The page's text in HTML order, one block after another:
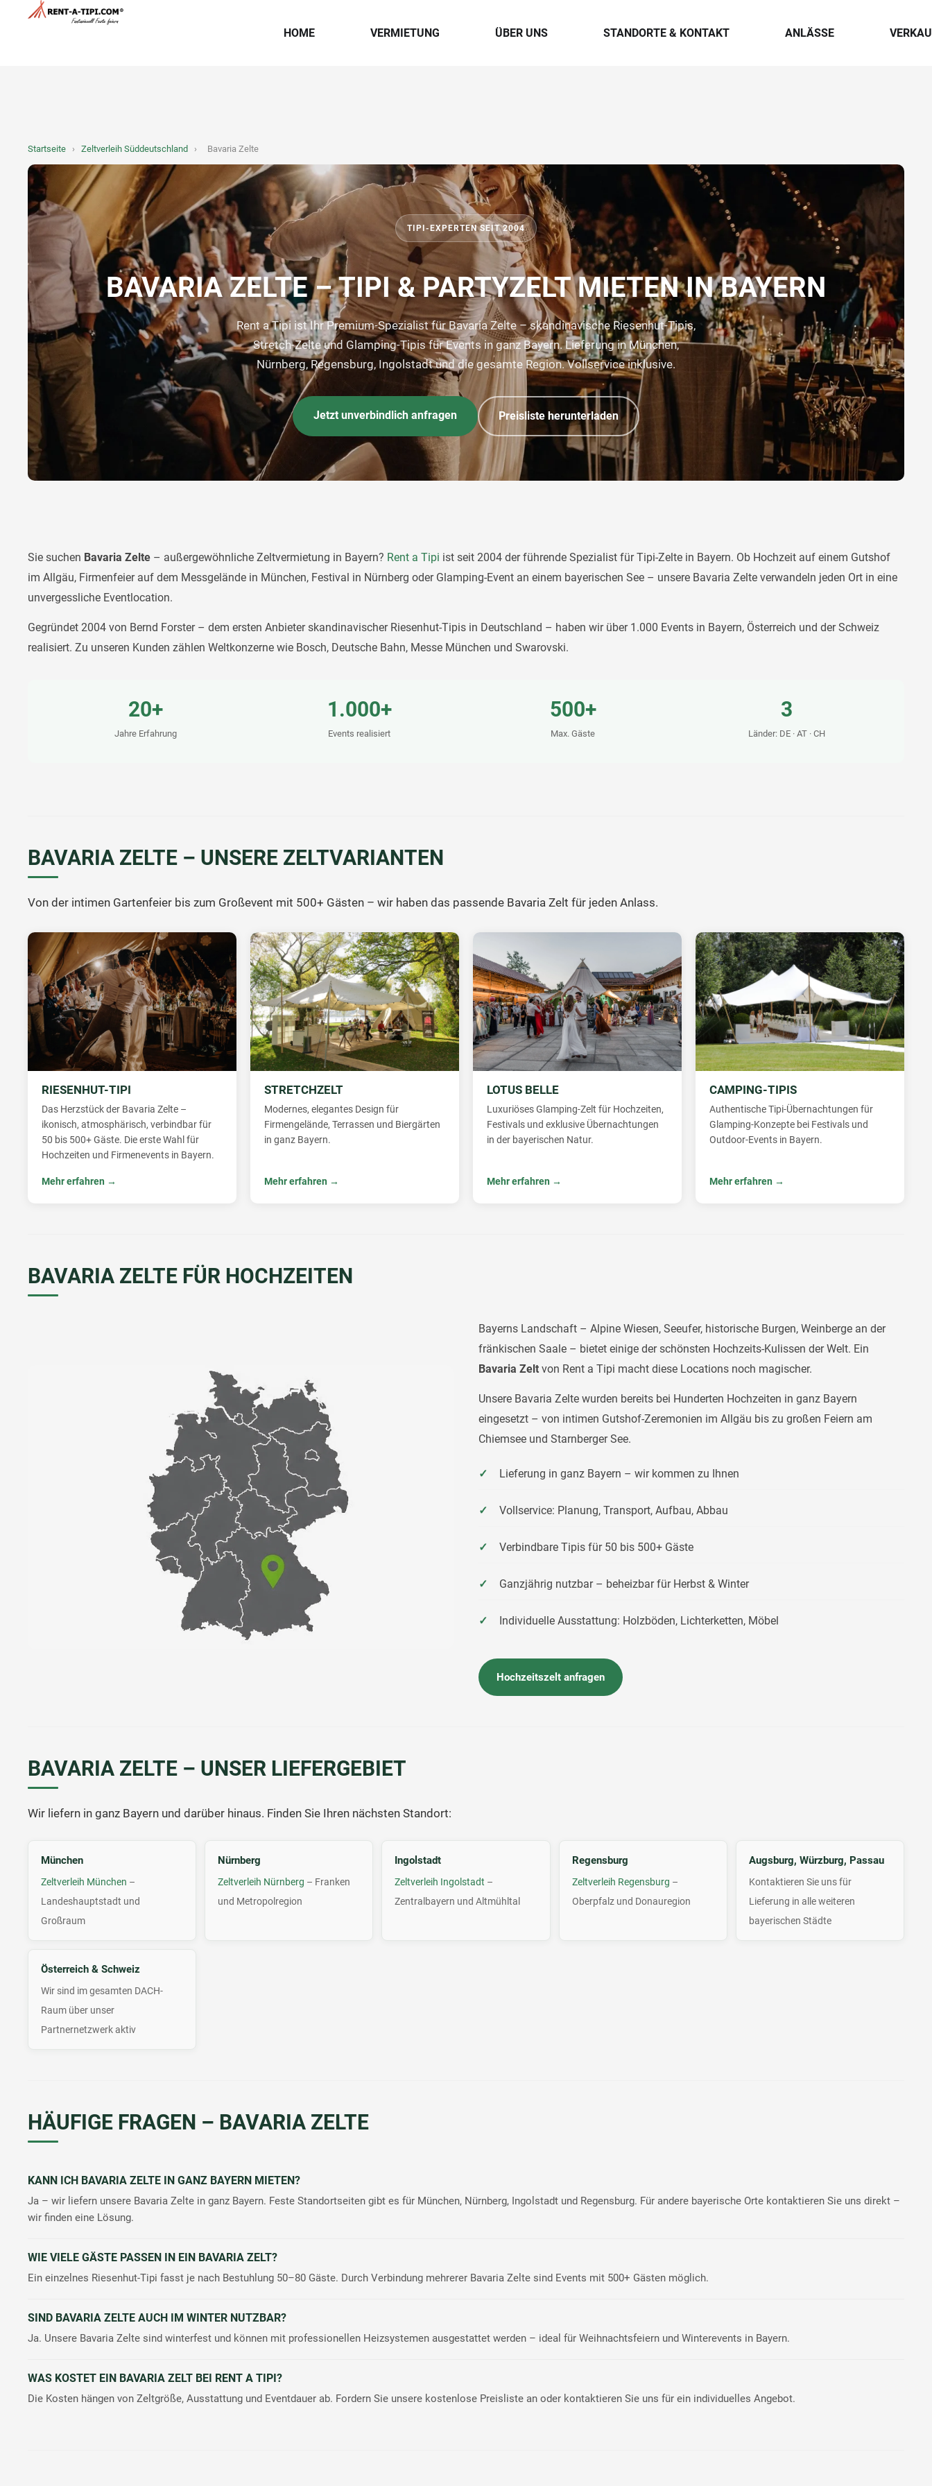
HOME VERMIETUNG ÜBER UNS STANDORTE & KONTAKT ANLÄSSE
Startseite › Zeltverleih Süddeutschland › Bavaria Zelte
TIPI-EXPERTEN SEIT 2004
BAVARIA ZELTE – TIPI & PARTYZELT MIETEN IN BAYERN
Rent a Tipi ist Ihr Premium-Spezialist für Bavaria Zelte – skandinavische Riesenhut-Tipis,
Stretch-Zelte und Glamping-Tipis für Events in ganz Bayern. Lieferung in München,
Nürnberg, Regensburg, Ingolstadt und die gesamte Region. Vollservice inklusive.
Jetzt unverbindlich anfragen Preisliste herunterladen
Sie suchen Bavaria Zelte – außergewöhnliche Zeltvermietung in Bayern? Rent a Tipi ist seit 2004 der führende Spezialist für Tipi-Zelte in Bayern. Ob Hochzeit auf einem Gutshof
im Allgäu, Firmenfeier auf dem Messgelände in München, Festival in Nürnberg oder Glamping-Event an einem bayerischen See – unsere Bavaria Zelte verwandeln jeden Ort in eine
unvergessliche Eventlocation.
Gegründet 2004 von Bernd Forster – dem ersten Anbieter skandinavischer Riesenhut-Tipis in Deutschland – haben wir über 1.000 Events in Bayern, Österreich und der Schweiz
realisiert. Zu unseren Kunden zählen Weltkonzerne wie Bosch, Deutsche Bahn, Messe München und Swarovski.
20+
Jahre Erfahrung
1.000+
Events realisiert
500+
Max. Gäste
3
Länder: DE · AT · CH
BAVARIA ZELTE – UNSERE ZELTVARIANTEN
Von der intimen Gartenfeier bis zum Großevent mit 500+ Gästen – wir haben das passende Bavaria Zelt für jeden Anlass.
RIESENHUT-TIPI
Das Herzstück der Bavaria Zelte –
ikonisch, atmosphärisch, verbindbar für
50 bis 500+ Gäste. Die erste Wahl für
Hochzeiten und Firmenevents in Bayern.
Mehr erfahren →
STRETCHZELT
Modernes, elegantes Design für
Firmengelände, Terrassen und Biergärten
in ganz Bayern.
Mehr erfahren →
LOTUS BELLE
Luxuriöses Glamping-Zelt für Hochzeiten,
Festivals und exklusive Übernachtungen
in der bayerischen Natur.
Mehr erfahren →
CAMPING-TIPIS
Authentische Tipi-Übernachtungen für
Glamping-Konzepte bei Festivals und
Outdoor-Events in Bayern.
Mehr erfahren →
BAVARIA ZELTE FÜR HOCHZEITEN
Bayerns Landschaft – Alpine Wiesen, Seeufer, historische Burgen, Weinberge an der
fränkischen Saale – bietet einige der schönsten Hochzeits-Kulissen der Welt. Ein
Bavaria Zelt von Rent a Tipi macht diese Locations noch magischer.
Unsere Bavaria Zelte wurden bereits bei Hunderten Hochzeiten in ganz Bayern
eingesetzt – von intimen Gutshof-Zeremonien im Allgäu bis zu großen Feiern am
Chiemsee und Starnberger See.
Lieferung in ganz Bayern – wir kommen zu Ihnen
Vollservice: Planung, Transport, Aufbau, Abbau
Verbindbare Tipis für 50 bis 500+ Gäste
Ganzjährig nutzbar – beheizbar für Herbst & Winter
Individuelle Ausstattung: Holzböden, Lichterketten, Möbel
Hochzeitszelt anfragen
BAVARIA ZELTE – UNSER LIEFERGEBIET
Wir liefern in ganz Bayern und darüber hinaus. Finden Sie Ihren nächsten Standort:
München
Zeltverleih München –
Landeshauptstadt und
Großraum
Nürnberg
Zeltverleih Nürnberg – Franken
und Metropolregion
Ingolstadt
Zeltverleih Ingolstadt –
Zentralbayern und Altmühltal
Regensburg
Zeltverleih Regensburg –
Oberpfalz und Donauregion
Augsburg, Würzburg, Passau
Kontaktieren Sie uns für
Lieferung in alle weiteren
bayerischen Städte
Österreich & Schweiz
Wir sind im gesamten DACH-
Raum über unser
Partnernetzwerk aktiv
HÄUFIGE FRAGEN – BAVARIA ZELTE
KANN ICH BAVARIA ZELTE IN GANZ BAYERN MIETEN?
Ja – wir liefern unsere Bavaria Zelte in ganz Bayern. Feste Standortseiten gibt es für München, Nürnberg, Ingolstadt und Regensburg. Für andere bayerische Orte kontaktieren Sie uns direkt –
wir finden eine Lösung.
WIE VIELE GÄSTE PASSEN IN EIN BAVARIA ZELT?
Ein einzelnes Riesenhut-Tipi fasst je nach Bestuhlung 50–80 Gäste. Durch Verbindung mehrerer Bavaria Zelte sind Events mit 500+ Gästen möglich.
SIND BAVARIA ZELTE AUCH IM WINTER NUTZBAR?
Ja. Unsere Bavaria Zelte sind winterfest und können mit professionellen Heizsystemen ausgestattet werden – ideal für Weihnachtsfeiern und Winterevents in Bayern.
WAS KOSTET EIN BAVARIA ZELT BEI RENT A TIPI?
Die Kosten hängen von Zeltgröße, Ausstattung und Eventdauer ab. Fordern Sie unsere kostenlose Preisliste an oder kontaktieren Sie uns für ein individuelles Angebot.